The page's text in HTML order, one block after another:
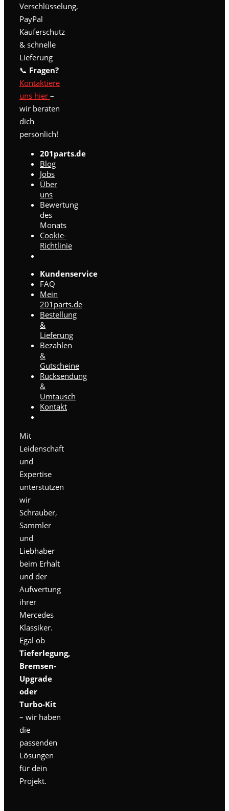
Verschlüsselung,
PayPal
Käuferschutz
& schnelle
Lieferung
📞 Fragen?
Kontaktiere
uns hier –
wir beraten
dich
persönlich!
201parts.de
Blog
Jobs
Über
uns
Bewertung
des
Monats
Cookie-
Richtlinie
Kundenservice
FAQ
Mein
201parts.de
Bestellung
&
Lieferung
Bezahlen
&
Gutscheine
Rücksendung
&
Umtausch
Kontakt
Mit
Leidenschaft
und
Expertise
unterstützen
wir
Schrauber,
Sammler
und
Liebhaber
beim Erhalt
und der
Aufwertung
ihrer
Mercedes
Klassiker.
Egal ob
Tieferlegung,
Bremsen-
Upgrade
oder
Turbo-Kit
– wir haben
die
passenden
Lösungen
für dein
Projekt.